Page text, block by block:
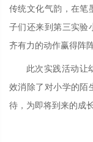
传统文化气韵，在笔
子们还来到第三实验
齐有力的动作赢得阵
此次实践活动让
效消除了对小学的陌
待，为即将到来的成